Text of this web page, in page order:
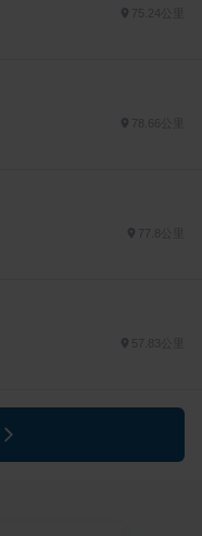
75.24公里
57.83公里